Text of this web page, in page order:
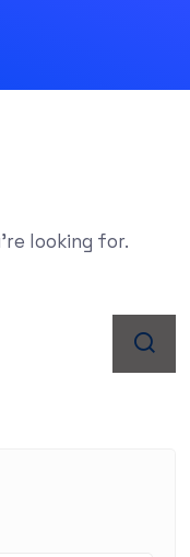
looking for.